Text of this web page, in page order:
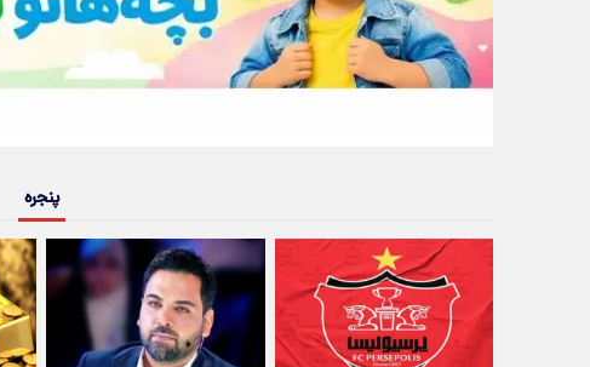
پنجره